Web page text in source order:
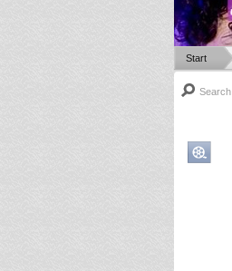
Start